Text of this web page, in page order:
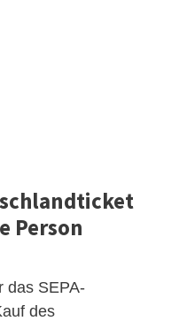
Person
das SEPA-
des